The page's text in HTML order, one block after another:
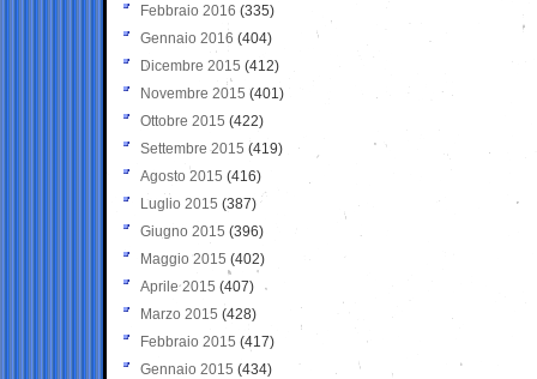
Febbraio 2016 (335)
Gennaio 2016 (404)
Dicembre 2015 (412)
Novembre 2015 (401)
Ottobre 2015 (422)
Settembre 2015 (419)
Agosto 2015 (416)
Luglio 2015 (387)
Giugno 2015 (396)
Maggio 2015 (402)
Aprile 2015 (407)
Marzo 2015 (428)
Febbraio 2015 (417)
Gennaio 2015 (434)